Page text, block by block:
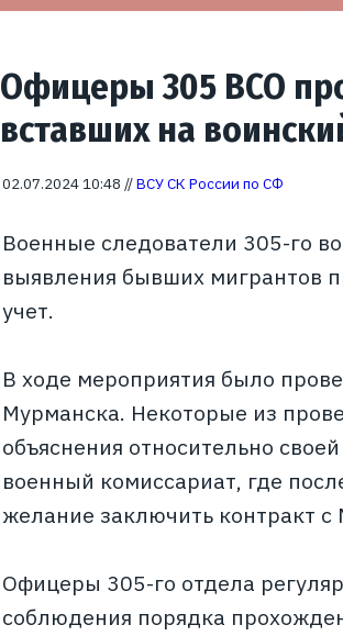
Офицеры 305 ВСО
вставших на
02.07.2024 10:48 //ВСУ СК России по СФ
Военные следователи 305-го
выявления бывших мигрантов
учет.
В ходе мероприятия было
Мурманска. Некоторые из
объяснения относительно
военный комиссариат, где
желание заключить контракт
Офицеры 305-го отдела
соблюдения порядка